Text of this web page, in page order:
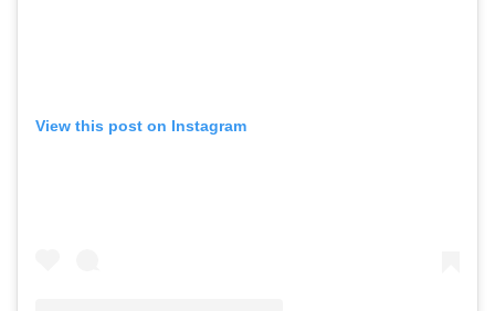
View this post on Instagram